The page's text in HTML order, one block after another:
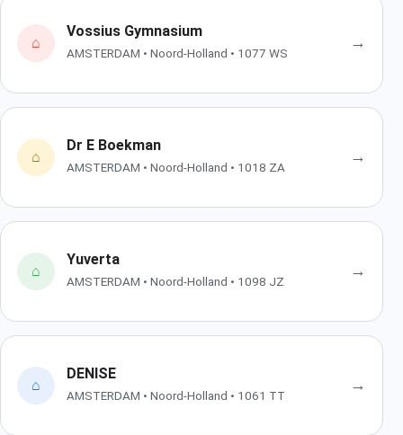
⌂
Vossius Gymnasium
AMSTERDAM • Noord-Holland • 1077 WS
→
⌂
Dr E Boekman
AMSTERDAM • Noord-Holland • 1018 ZA
→
⌂
Yuverta
AMSTERDAM • Noord-Holland • 1098 JZ
→
⌂
DENISE
AMSTERDAM • Noord-Holland • 1061 TT
→